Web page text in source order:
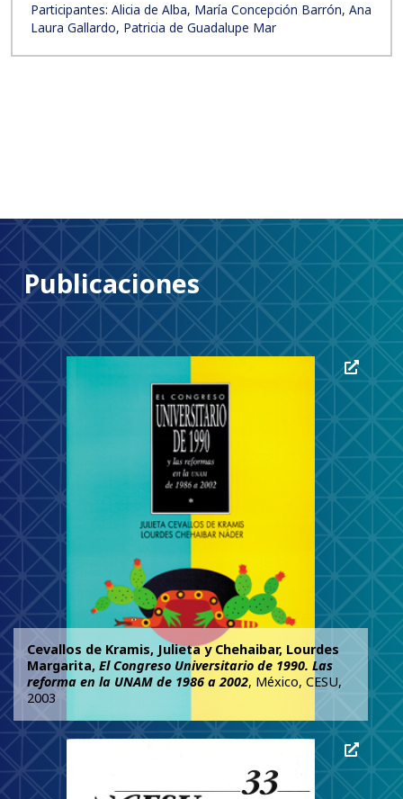
Participantes: Alicia de Alba, María Concepción Barrón, Ana
Laura Gallardo, Patricia de Guadalupe Mar
Publicaciones
Cevallos de Kramis, Julieta y Chehaibar, Lourdes
Margarita, El Congreso Universitario de 1990. Las
reforma en la UNAM de 1986 a 2002, México, CESU,
2003